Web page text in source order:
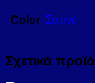
Color Σατινέ
Σχετικά